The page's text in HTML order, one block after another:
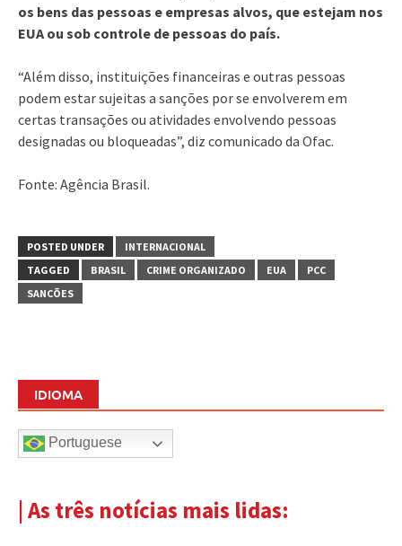
os bens das pessoas e empresas alvos, que estejam nos
EUA ou sob controle de pessoas do país.
“Além disso, instituições financeiras e outras pessoas
podem estar sujeitas a sanções por se envolverem em
certas transações ou atividades envolvendo pessoas
designadas ou bloqueadas”, diz comunicado da Ofac.
Fonte: Agência Brasil.
POSTED UNDER
INTERNACIONAL
TAGGED
BRASIL CRIME ORGANIZADO EUA
PCC
SANCÕES
IDIOMA
Portuguese
| As três notícias mais lidas: